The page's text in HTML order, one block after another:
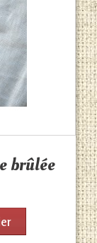
brûlée